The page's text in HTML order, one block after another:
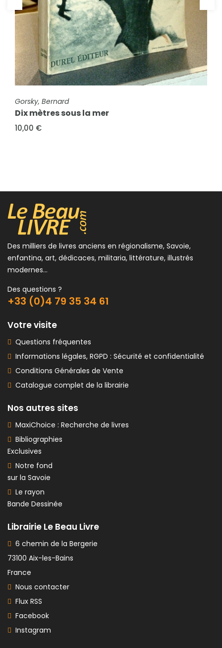
FICHE COMPLÈTE
Gorsky, Bernard
Dix mètres sous la mer
10,00 €
FICHE COMPLÈTE
Des milliers de livres anciens en régionalisme, Savoie,
enfantina, art, dédicaces, militaria, littérature, illustrés
modernes...
Des questions ?
+33 (0)4 79 35 34 61
Votre visite
Questions fréquentes
Informations légales, RGPD : Sécurité et confidentialité
Conditions Générales de Vente
Catalogue complet de la librairie
Nos autres sites
MaxiChoice : Recherche de livres
Bibliographies
Exclusives
Notre fond
sur la Savoie
Le rayon
Bande Dessinée
Librairie Le Beau Livre
6 chemin de la Bergerie
73100 Aix-les-Bains
France
Nous contacter
Flux RSS
Facebook
Instagram